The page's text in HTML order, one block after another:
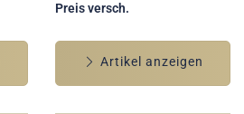
Preis versch.
Artikel anzeigen